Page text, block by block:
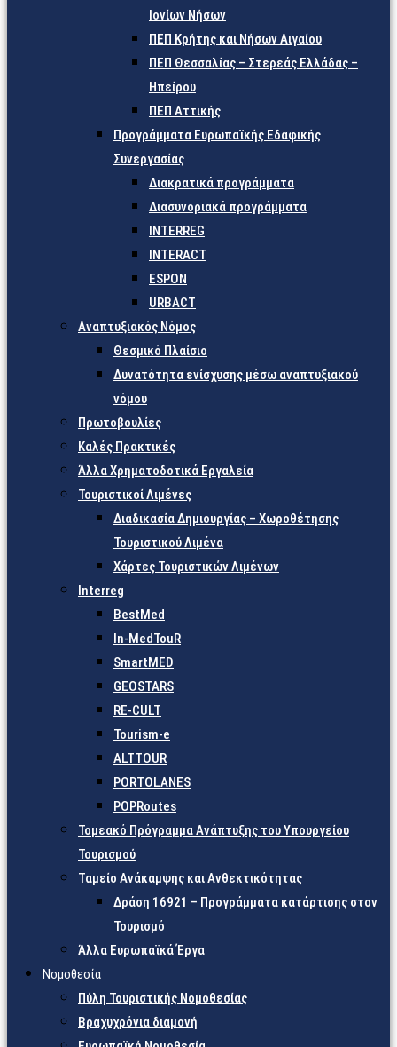
Ιονίων Νήσων
ΠΕΠ Κρήτης και Νήσων Αιγαίου
ΠΕΠ Θεσσαλίας – Στερεάς Ελλάδας –
Ηπείρου
ΠΕΠ Αττικής
Προγράμματα Ευρωπαϊκής Εδαφικής
Συνεργασίας
Διακρατικά προγράμματα
Διασυνοριακά προγράμματα
INTERREG
INTERACT
ESPON
URBACT
Αναπτυξιακός Νόμος
Θεσμικό Πλαίσιο
Δυνατότητα ενίσχυσης μέσω αναπτυξιακού
νόμου
Πρωτοβουλίες
Καλές Πρακτικές
Άλλα Χρηματοδοτικά Εργαλεία
Τουριστικοί Λιμένες
Διαδικασία Δημιουργίας – Χωροθέτησης
Τουριστικού Λιμένα
Χάρτες Τουριστικών Λιμένων
Interreg
BestMed
In-MedTouR
SmartMED
GEOSTARS
RE-CULT
Tourism-e
ALTTOUR
PORTOLANES
POPRoutes
Τομεακό Πρόγραμμα Ανάπτυξης του Υπουργείου
Τουρισμού
Ταμείο Ανάκαμψης και Ανθεκτικότητας
Δράση 16921 – Προγράμματα κατάρτισης στον
Τουρισμό
Άλλα Ευρωπαϊκά Έργα
Νομοθεσία
Πύλη Τουριστικής Νομοθεσίας
Βραχυχρόνια διαμονή